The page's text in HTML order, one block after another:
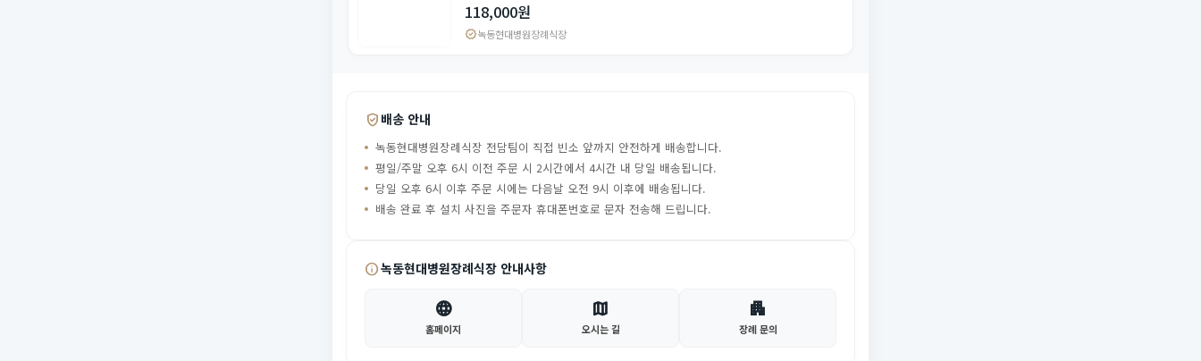
118,000원
verified녹동현대병원장례식장
verified_user 배송 안내
녹동현대병원장례식장 전담팀이 직접 빈소 앞까지 안전하게 배송합니다.
평일/주말 오후 6시 이전 주문 시 2시간에서 4시간 내 당일 배송됩니다.
당일 오후 6시 이후 주문 시에는 다음날 오전 9시 이후에 배송됩니다.
배송 완료 후 설치 사진을 주문자 휴대폰번호로 문자 전송해 드립니다.
info녹동현대병원장례식장 안내사항
language
홈페이지
map
오시는 길
apartment
장례 문의